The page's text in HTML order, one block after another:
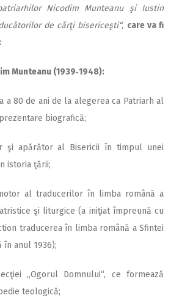
Nicodim Munteanu şi Iustin
de cărţi bisericeşti“, care va fi
Mun­teanu (1939‑1948):
a 80 de ani de la alegerea ca Patriarh al
biografică;
şi apărător al Bisericii în timpul unei
istoria ţării;
al traducerilor în limba română a
şi liturgice (a iniţiat împreună cu
traducerea în limba română a Sfintei
anul 1936);
„Ogorul Domnului“, ce formează
teologică;